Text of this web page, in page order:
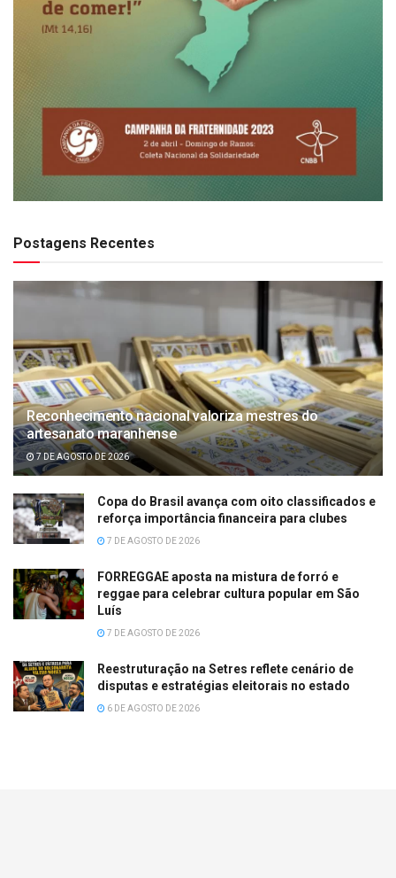
Postagens Recentes
Reconhecimento nacional valoriza mestres do
artesanato maranhense
7 DE AGOSTO DE 2026
Copa do Brasil avança com oito classificados e
reforça importância financeira para clubes
7 DE AGOSTO DE 2026
FORREGGAE aposta na mistura de forró e
reggae para celebrar cultura popular em São
Luís
7 DE AGOSTO DE 2026
Reestruturação na Setres reflete cenário de
disputas e estratégias eleitorais no estado
6 DE AGOSTO DE 2026